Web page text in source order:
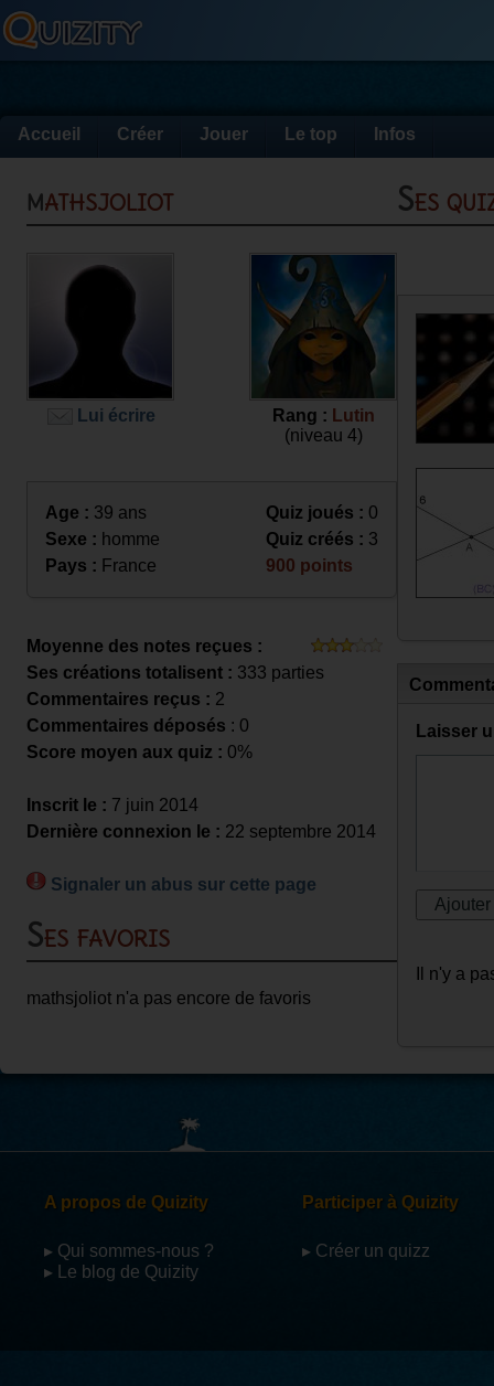
Accueil Créer Jouer Le top Infos
mathsjoliot
Lui écrire Rang : Lutin
(niveau 4)
Age : 39 ans
Sexe : homme
Pays : France
Quiz joués : 0
Quiz créés : 3
900 points
Moyenne des notes reçues :
Ses créations totalisent : 333 parties
Commentaires reçus : 2
Commentaires déposés : 0
Score moyen aux quiz : 0%
Inscrit le : 7 juin 2014
Dernière connexion le : 22 septembre 2014
Signaler un abus sur cette page
Ses favoris
mathsjoliot n'a pas encore de favoris
Ses
Laisser
Il n'y a
A propos de Quizity
▸ Qui sommes-nous ?
▸ Le blog de Quizity
Participer à Quizity
▸ Créer un quizz